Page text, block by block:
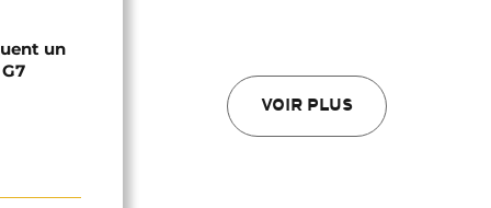
VOIR PLUS
un